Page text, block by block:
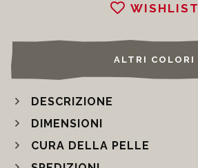
WISHLIST
ALTRI COLORI
DESCRIZIONE
DIMENSIONI
CURA DELLA PELLE